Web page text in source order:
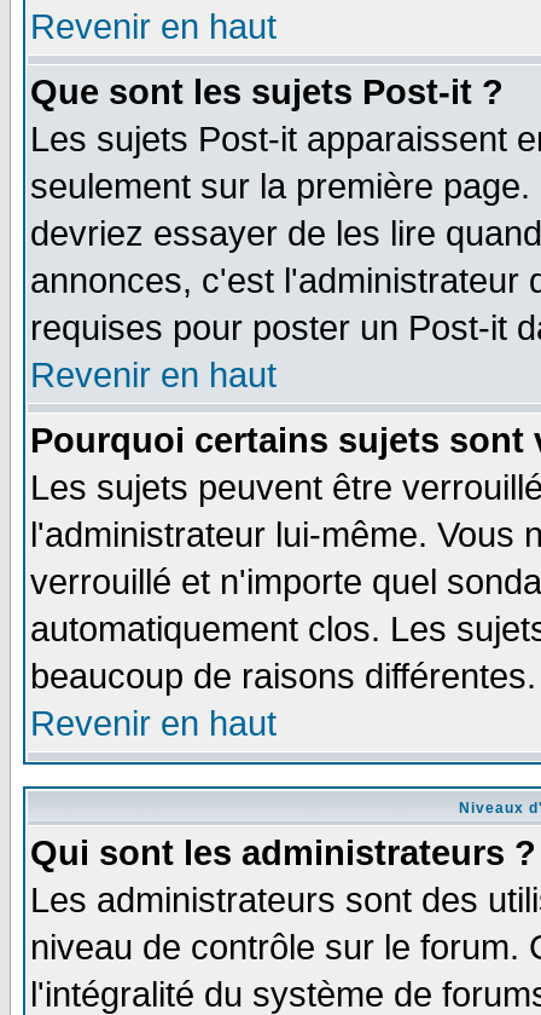
Revenir en haut
Que sont les sujets Post-it ?
Les sujets Post-it apparaissent
seulement sur la première
devriez essayer de les lire
annonces, c'est l'administrateur
requises pour poster un Post-it
Revenir en haut
Pourquoi certains sujets sont
Les sujets peuvent être
l'administrateur lui-même. Vous
verrouillé et n'importe quel
automatiquement clos. Les
beaucoup de raisons différentes.
Revenir en haut
Niveaux
Qui sont les administrateurs ?
Les administrateurs sont des
niveau de contrôle sur le forum.
l'intégralité du système de